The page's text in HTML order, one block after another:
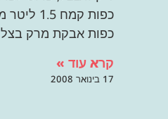
כפות אבקת מרק בצל 1 שן
קרא עוד »
17 בינואר 2008